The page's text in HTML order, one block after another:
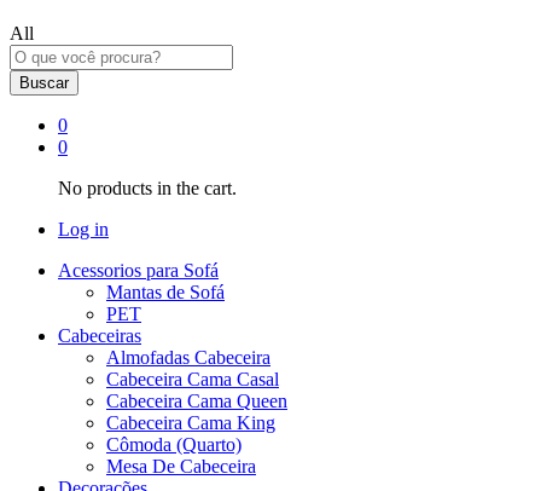
All
Buscar
0
0
No products in the cart.
Log in
Acessorios para Sofá
Mantas de Sofá
PET
Cabeceiras
Almofadas Cabeceira
Cabeceira Cama Casal
Cabeceira Cama Queen
Cabeceira Cama King
Cômoda (Quarto)
Mesa De Cabeceira